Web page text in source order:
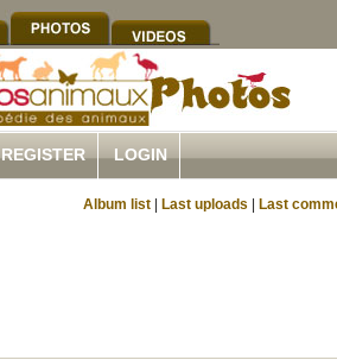
REGISTER LOGIN
Album list Last uploads Last